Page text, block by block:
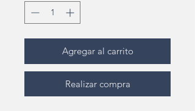
Agregar al carrito
Realizar compra